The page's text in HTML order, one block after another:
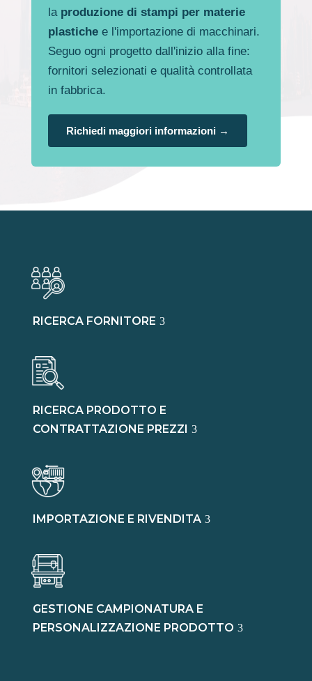
la produzione di stampi per materie
plastichee l'importazione di macchinari.
Seguo ogni progetto dall'inizio alla fine:
fornitori selezionati e qualità controllata
in fabbrica.
Richiedi maggiori informazioni →
RICERCA FORNITORE
RICERCA PRODOTTO E
CONTRATTAZIONE PREZZI
IMPORTAZIONE E RIVENDITA
GESTIONE CAMPIONATURA E
PERSONALIZZAZIONE PRODOTTO